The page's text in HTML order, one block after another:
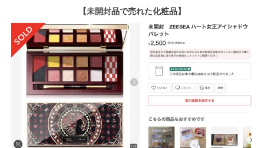
【未開封品で売れた化粧品】